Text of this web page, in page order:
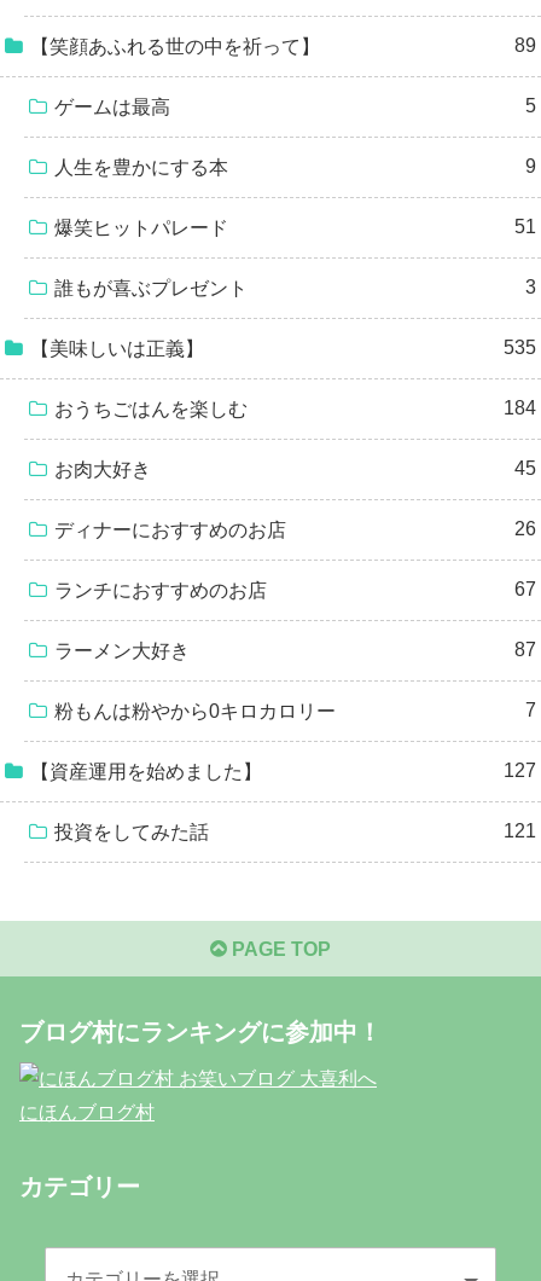
【笑顔あふれる世の中を祈って】 89
ゲームは最高 5
人生を豊かにする本 9
爆笑ヒットパレード 51
誰もが喜ぶプレゼント 3
【美味しいは正義】 535
おうちごはんを楽しむ 184
お肉大好き 45
ディナーにおすすめのお店 26
ランチにおすすめのお店 67
ラーメン大好き 87
粉もんは粉やから0キロカロリー 7
【資産運用を始めました】 127
投資をしてみた話 121
PAGE TOP
ブログ村にランキングに参加中！
にほんブログ村
カテゴリー